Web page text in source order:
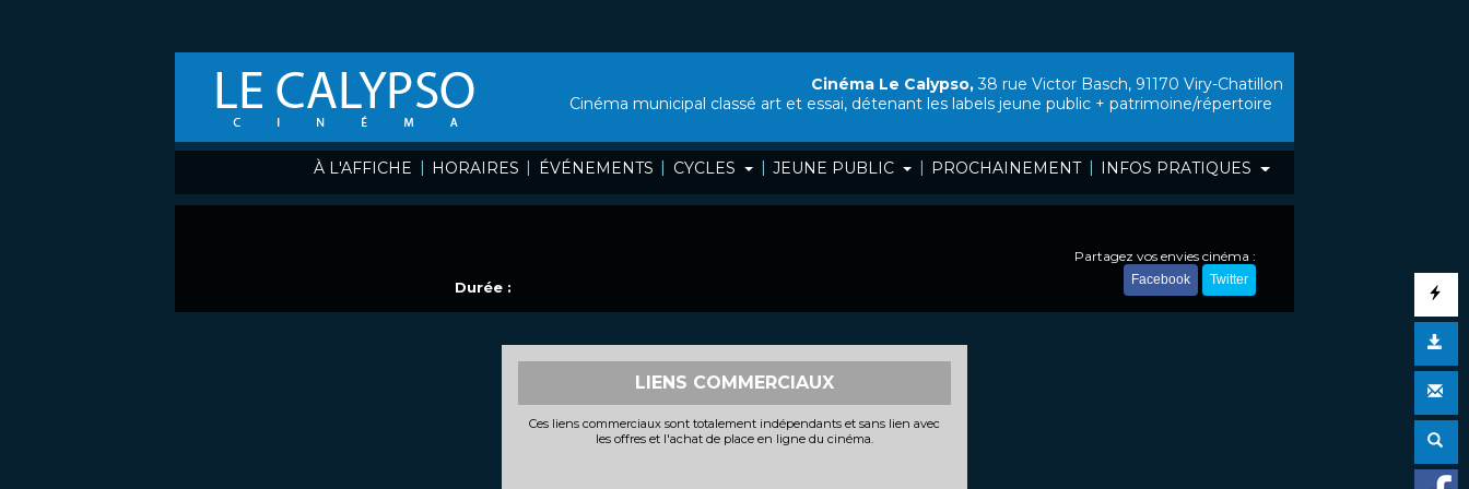
À L'AFFICHE | HORAIRES | ÉVÉNEMENTS | CYCLES | JEUNE PUBLIC | PROCHAINEMENT | INFOS PRATIQUES
Cinéma Le Calypso,38 rue Victor Basch, 91170 Viry-Chatillon
Cinéma municipal classé art et essai, détenant les labels jeune public + patrimoine/répertoire
Durée :
Partagez vos envies cinéma :
Facebook Twitter
LIENS COMMERCIAUX
Ces liens commerciaux sont totalement indépendants et sans lien avec
les offres et l'achat de place en ligne du cinéma.